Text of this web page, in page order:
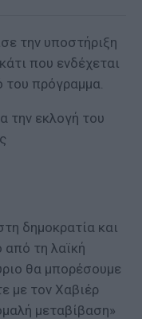
την υποστήριξη
που ενδέχεται
του πρόγραμμα.
την εκλογή του
δημοκρατία και
τη λαϊκή
θα μπορέσουμε
με τον Χαβιέρ
μεταβίβαση»